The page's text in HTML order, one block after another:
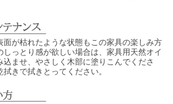
面が枯れたような状態もこの家具の楽しみ方
っとり感が欲しい場合は、家具用天然オイ
ませ、やさしく木部に塗りこんでくださ
きで拭きとってください。